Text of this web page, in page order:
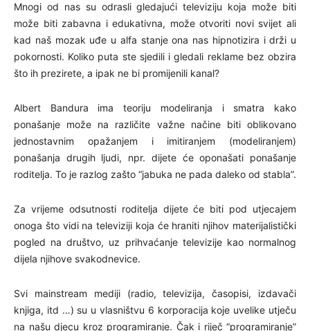
Mnogi od nas su odrasli gledajući televiziju koja može biti
može biti zabavna i edukativna, može otvoriti novi svijet ali
kad naš mozak uđe u alfa stanje ona nas hipnotizira i drži u
pokornosti. Koliko puta ste sjedili i gledali reklame bez obzira
što ih prezirete, a ipak ne bi promijenili kanal?
Albert Bandura ima teoriju modeliranja i smatra kako
ponašanje može na različite važne načine biti oblikovano
jednostavnim opažanjem i imitiranjem (modeliranjem)
ponašanja drugih ljudi, npr. dijete će oponašati ponašanje
roditelja. To je razlog zašto “jabuka ne pada daleko od stabla”.
Za vrijeme odsutnosti roditelja dijete će biti pod utjecajem
onoga što vidi na televiziji koja će hraniti njihov materijalistički
pogled na društvo, uz prihvaćanje televizije kao normalnog
dijela njihove svakodnevice.
Svi mainstream mediji (radio, televizija, časopisi, izdavači
knjiga, itd …) su u vlasništvu 6 korporacija koje uvelike utječu
na našu djecu kroz programiranje. Čak i riječ “programiranje”